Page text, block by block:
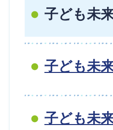
子ども未
子ども未
子ども未